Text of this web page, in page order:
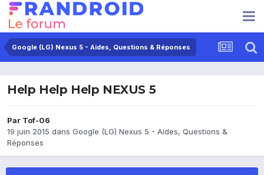
Google (LG) Nexus 5 - Aides, Questions & Réponses
Help Help Help NEXUS 5
Par Tof-06
19 juin 2015 dans Google (LG) Nexus 5 - Aides, Questions &
Réponses